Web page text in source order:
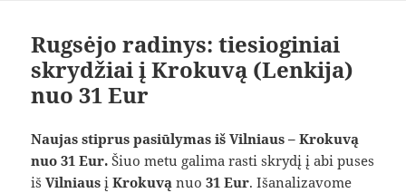
Rugsėjo radinys: tiesioginiai
skrydžiai į Krokuvą (Lenkija)
nuo 31 Eur
Naujas stiprus pasiūlymas iš Vilniaus – Krokuvą
nuo 31 Eur. Šiuo metu galima rasti skrydį į abi puses
išVilniaus įKrokuvą nuo31 Eur. Išanalizavome